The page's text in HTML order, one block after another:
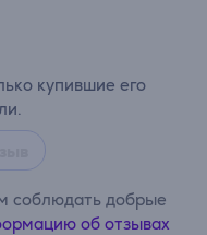
купившие его
соблюдать добрые
об отзывах